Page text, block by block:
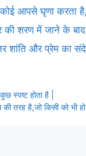
आपसे घृणा करता
की शरण में जाने के बाद
शांति और प्रेम का
स्पष्ट होता है |
की तरह है,जो किसी को भी